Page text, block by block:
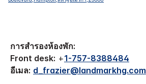
การสำรองห้องพัก:
Front desk: +1-757-8388484
อีเมล: d_frazier@landmarkhg.com